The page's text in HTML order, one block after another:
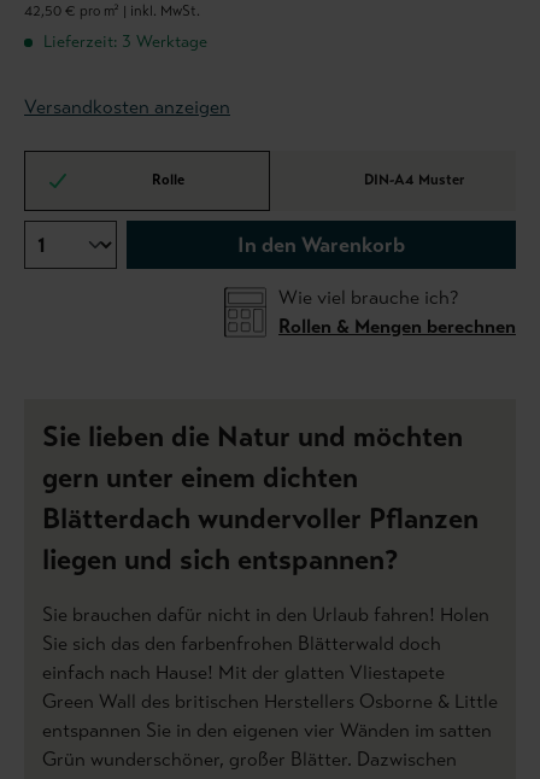
42,50 € pro m² | inkl. MwSt.
Lieferzeit: 3 Werktage
Versandkosten anzeigen
Rolle DIN-A4 Muster
In den Warenkorb
Wie viel brauche ich?
Rollen & Mengen berechnen
Sie lieben die Natur und möchten
gern unter einem dichten
Blätterdach wundervoller Pflanzen
liegen und sich entspannen?
Sie brauchen dafür nicht in den Urlaub fahren! Holen
Sie sich das den farbenfrohen Blätterwald doch
einfach nach Hause! Mit der glatten Vliestapete
Green Wall des britischen Herstellers Osborne & Little
entspannen Sie in den eigenen vier Wänden im satten
Grün wunderschöner, großer Blätter. Dazwischen